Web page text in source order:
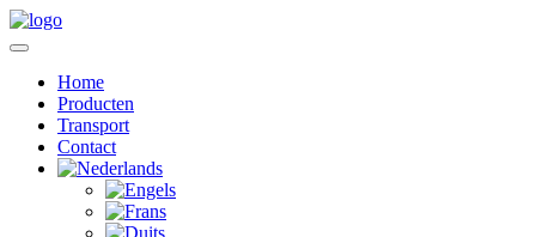
Home
Producten
Transport
Contact